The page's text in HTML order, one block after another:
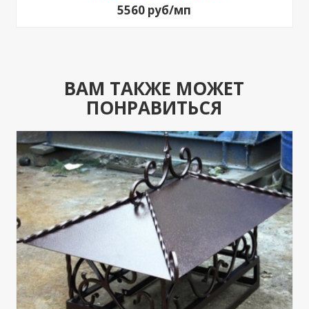
5560 руб/мп
ВАМ ТАКЖЕ МОЖЕТ
ПОНРАВИТЬСЯ